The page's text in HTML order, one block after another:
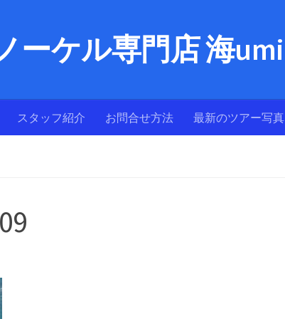
ーケル専門店 海umi
スタッフ紹介 お問合せ方法 最新のツアー写真